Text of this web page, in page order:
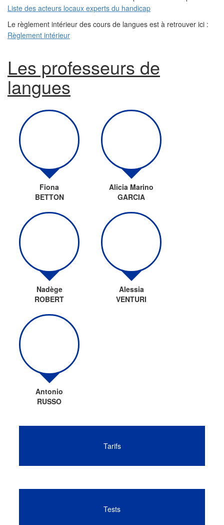
Liste des acteurs locaux experts du handicap
Le règlement intérieur des cours de langues est à retrouver ici :
Règlement intérieur
Les professeurs de
langues
Fiona
BETTON
Alicia Marino
GARCIA
Nadège
ROBERT
Alessia
VENTURI
Antonio
RUSSO
Tarifs
Tests